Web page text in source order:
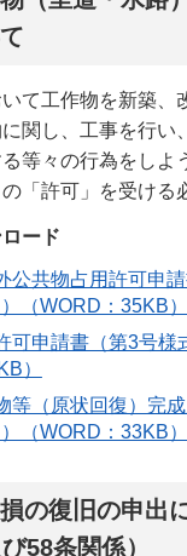
て工作物を新築、
関し、工事を行い
等々の行為をしよ
「許可」を受ける
ード
公共物占用許可申
（WORD：35KB）
可申請書（第3号様
）
等（原状回復）完
（WORD：33KB）
の復旧の申出
58条関係）